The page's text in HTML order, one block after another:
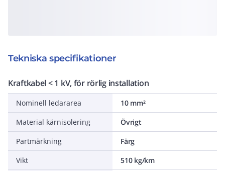
Tekniska specifikationer
Kraftkabel < 1 kV, för rörlig installation
Nominell ledararea
10 mm²
Material kärnisolering
Övrigt
Partmärkning
Färg
Vikt
510 kg/km